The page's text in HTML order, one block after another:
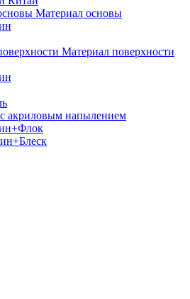
Материал основы
Материал поверхности
акриловым напылением